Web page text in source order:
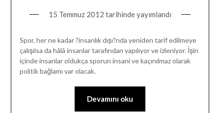
15 Temmuz 2012 tarihinde yayımlandı
Spor, her ne kadar ?insanlık dışı?nda yeniden tarif edilmeye
çalışılsa da hâlâ insanlar tarafından yapılıyor ve izleniyor. İşin
içinde insanlar oldukça sporun insani ve kaçınılmaz olarak
politik bağlamı var olacak.
Devamını oku